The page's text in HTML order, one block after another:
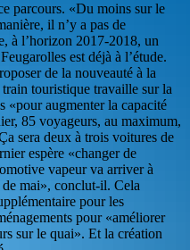
parcours. «Du moins sur le
il n’y a pas de
à l’horizon 2017-2018, un
est déjà à l’étude.
de la nouveauté à la
touristique travaille sur la
«pour augmenter la capacité
85 voyageurs, au maximum,
sera deux à trois voitures de
espère «changer de
vapeur va arriver à
mai», conclut-il. Cela
pour les
pour «améliorer
sur le quai». Et la création